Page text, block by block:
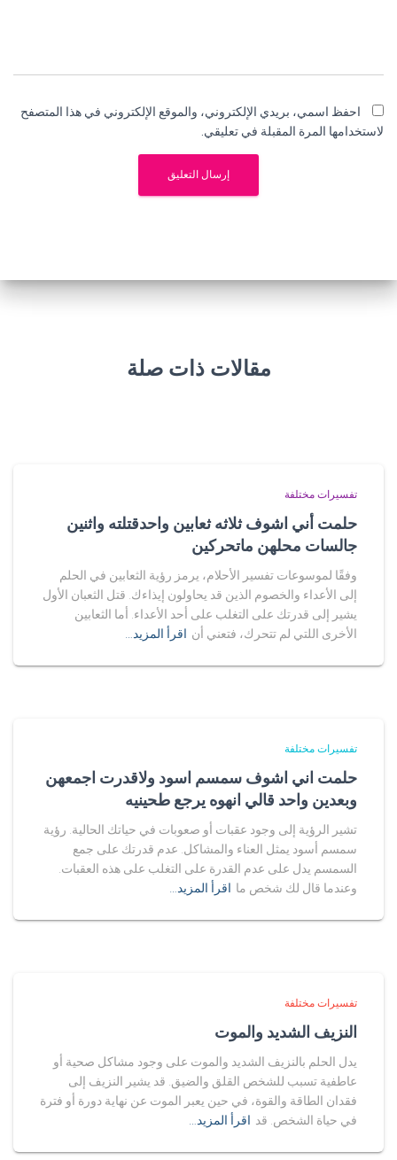
احفظ اسمي، بريدي الإلكتروني، والموقع الإلكتروني في هذا المتصفح
لاستخدامها المرة المقبلة في تعليقي.
مقالات ذات صلة
تفسيرات مختلفة
حلمت أني اشوف ثلاثه ثعابين واحدقتلته واثنين
جالسات محلهن ماتحركين
وفقًا لموسوعات تفسير الأحلام، يرمز رؤية الثعابين في الحلم
إلى الأعداء والخصوم الذين قد يحاولون إيذاءك. قتل الثعبان الأول
يشير إلى قدرتك على التغلب على أحد الأعداء. أما الثعابين
الأخرى اللتي لم تتحرك، فتعني أن اقرأ المزيد…
تفسيرات مختلفة
حلمت اني اشوف سمسم اسود ولاقدرت اجمعهن
وبعدين واحد قالي انهوه يرجع طحينيه
تشير الرؤية إلى وجود عقبات أو صعوبات في حياتك الحالية. رؤية
سمسم أسود يمثل العناء والمشاكل. عدم قدرتك على جمع
السمسم يدل على عدم القدرة على التغلب على هذه العقبات.
وعندما قال لك شخص ما اقرأ المزيد…
تفسيرات مختلفة
النزيف الشديد والموت
يدل الحلم بالنزيف الشديد والموت على وجود مشاكل صحية أو
عاطفية تسبب للشخص القلق والضيق. قد يشير النزيف إلى
فقدان الطاقة والقوة، في حين يعبر الموت عن نهاية دورة أو فترة
في حياة الشخص. قد اقرأ المزيد…